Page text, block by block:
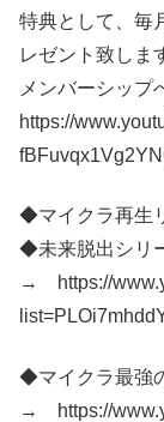
特典として、毎
レゼント致しま
メンバーシップ
https://
◆マイクラ再生
◆未来脱出シリ
→ https://
◆マイクラ最強
→ https://